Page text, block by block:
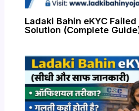
Ladaki Bahin eKYC Failed
Solution (Complete